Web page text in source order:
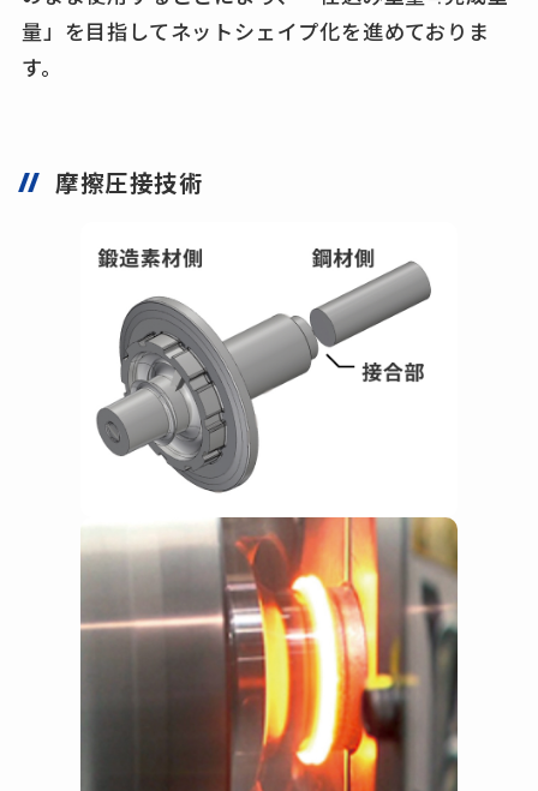
量」を目指してネットシェイプ化を進めておりま
す。
摩擦圧接技術